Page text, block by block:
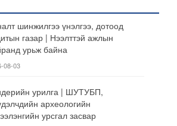
шинжилгээ үнэлгээ, дотоод
газар | Нээлттэй ажлын
урьж байна
08-03
урилга | ШУТУБП,
археологийн
урсгал засвар